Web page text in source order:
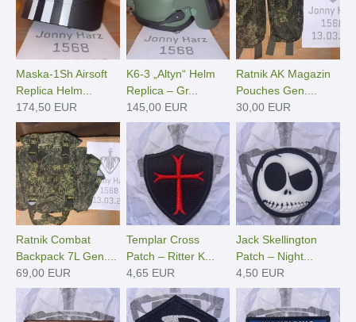
Maska-1Sh Airsoft
Replica Helm...
174,50 EUR
K6-3 „Altyn“ Helm
Replica – Gr...
145,00 EUR
Ratnik AK Magazin
Pouches Gen....
30,00 EUR
Ratnik Combat
Backpack 7L Gen....
69,00 EUR
Templar Cross
Patch – Ritter K...
4,65 EUR
Jack Skellington
Patch – Night...
4,50 EUR